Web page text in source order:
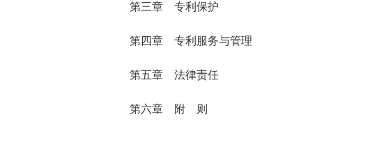
第三章 专利保护
第四章 专利服务与管理
第五章 法律责任
第六章 附 则